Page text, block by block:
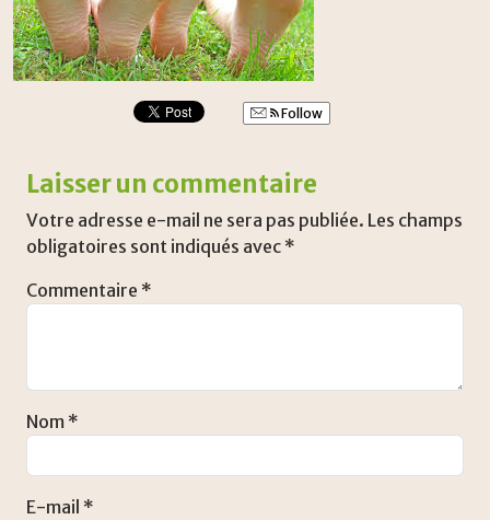
Follow
Laisser un commentaire
Votre adresse e-mail ne sera pas publiée. Les champs
obligatoires sont indiqués avec *
Commentaire *
Nom *
E-mail *